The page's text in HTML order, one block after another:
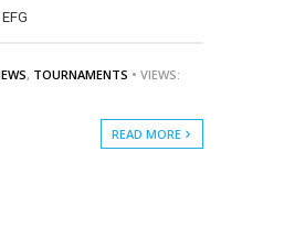
, TOURNAMENTS • VIEWS:
READ MORE